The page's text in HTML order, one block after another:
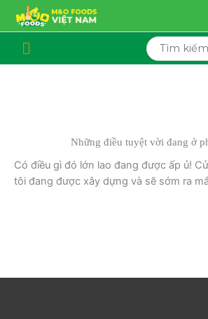
dung
Bên
trang
Search
for:
Những điều tuyệt vời đang ở
Có điều gì đó lớn lao đang được ấp ủ!
tôi đang được xây dựng và sẽ sớm ra